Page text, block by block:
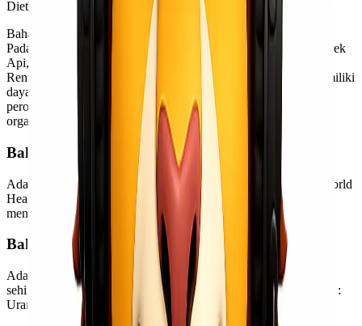
Diethyl ether,Alcohol.
Bahan Padat Mudah Terbakar (Flammable Solids) adalah bahan
Padat yang mudah terbakar akibat akibat. Contoh : Sodium, Korek
Api, Magnesium, Potassium ,Phospor, Kalsium Karbid. Bahan
Rentan Oksidasi: Adalah bahan yang terkena oksigen yang memiliki
daya rusak. Contoh: Kalsium Klorat, Amonium nitrat, Hidrogen
peroksida, Kalium permanganat, Benzoil peroksida, Peroksida
organik.
Bahan Beracun dan Menular
Adalah bahan yang buruk, bakteri, virus (diatur oleh WHO – World
Health Organization) yang dapat menyebabkan luka, infeksi dan
menular. Contoh: Pestisida, Rabies.
Bahan Radioaktif
Adalah bahan atau kombinasinya yang mengeluarkan radiasi
sehingga membahayakan manusia, binatang dan barang. Contoh :
Uranium, Plutonium.